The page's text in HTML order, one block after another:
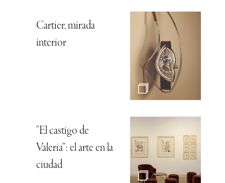
Cartier, mirada
interior
“El castigo de
Valeria”: el arte en la
ciudad